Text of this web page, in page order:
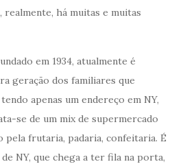
realmente, há muitas e muitas
em 1934, atualmente é
geração dos familiares que
apenas um endereço em NY,
se de um mix de supermercado
pela frutaria, padaria, confeitaria. É
NY, que chega a ter fila na porta,